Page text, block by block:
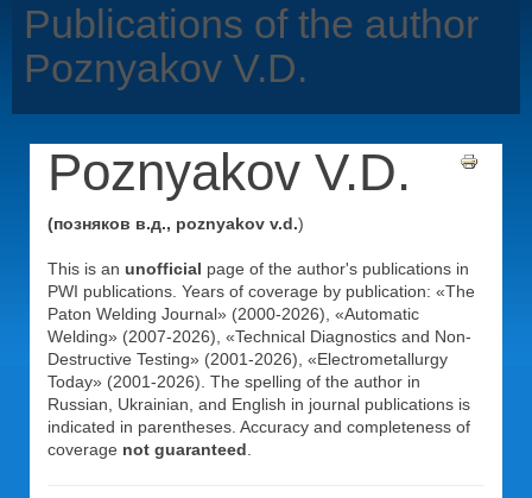
Publications of the author
Poznyakov V.D.
Poznyakov V.D.
(позняков в.д., poznyakov v.d.)
This is an unofficial page of the author's publications in
PWI publications. Years of coverage by publication: «The
Paton Welding Journal» (2000-2026), «Automatic
Welding» (2007-2026), «Technical Diagnostics and Non-
Destructive Testing» (2001-2026), «Electrometallurgy
Today» (2001-2026). The spelling of the author in
Russian, Ukrainian, and English in journal publications is
indicated in parentheses. Accuracy and completeness of
coverage not guaranteed